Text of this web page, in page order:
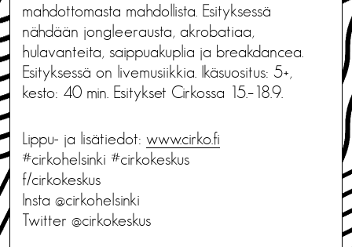
mahdottomasta mahdollista. Esityksessä
nähdään jongleerausta, akrobatiaa,
hulavanteita, saippuakuplia ja breakdancea.
Esityksessä on livemusiikkia. Ikäsuositus: 5+,
kesto: 40 min. Esitykset Cirkossa 15.–18.9.
Lippu- ja lisätiedot: www.cirko.fi
#cirkohelsinki #cirkokeskus
f/cirkokeskus
Insta @cirkohelsinki
Twitter @cirkokeskus